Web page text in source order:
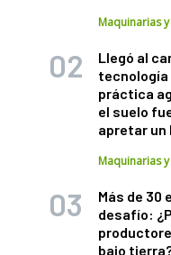
Maquinarias
Llegó al
tecnología
práctica
el suelo
apretar un
Maquinarias
Más de 30
desafío:
bajo